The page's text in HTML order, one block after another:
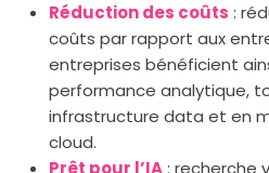
Réduction des coûts :
coûts par rapport aux
entreprises bénéficient
performance analytique,
infrastructure data et en
cloud.
Prêt pour l’IA: recherche